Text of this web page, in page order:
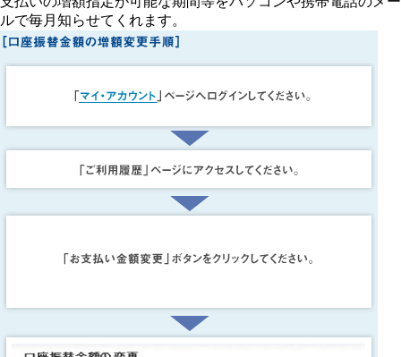
ルで毎月知らせてくれます。